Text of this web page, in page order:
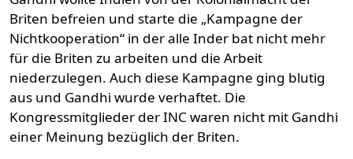
Briten befreien und starte die „Kampagne der
Nichtkooperation“ in der alle Inder bat nicht mehr
für die Briten zu arbeiten und die Arbeit
niederzulegen. Auch diese Kampagne ging blutig
aus und Gandhi wurde verhaftet. Die
Kongressmitglieder der INC waren nicht mit Gandhi
einer Meinung bezüglich der Briten.